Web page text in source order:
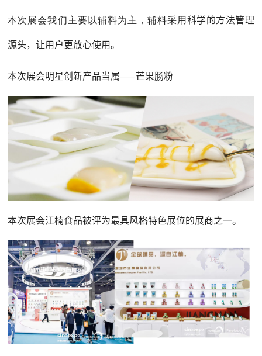
本次展会我们主要以辅料为主，辅料采用 科学的方法管理
源头，让用户更放心使用。
本次展会明星创新产品当属——芒果肠粉
本次展会江楠食品被评为最具风格特色展位的展商之一。